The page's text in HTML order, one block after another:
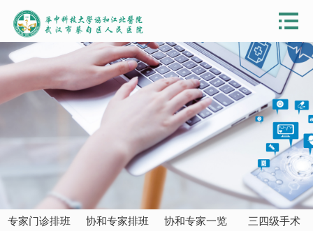
专家门诊排班 协和专家排班
协和专家一览
三四级手术